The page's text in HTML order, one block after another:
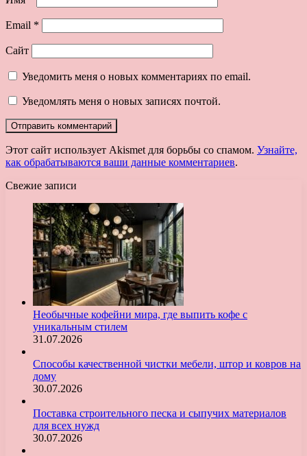
Email *
Сайт
Уведомить меня о новых комментариях по email.
Уведомлять меня о новых записях почтой.
Этот сайт использует Akismet для борьбы со спамом. Узнайте,
как обрабатываются ваши данные комментариев.
Свежие записи
Необычные кофейни мира, где выпить кофе с
уникальным стилем
31.07.2026
Способы качественной чистки мебели, штор и ковров на
дому
30.07.2026
Поставка строительного песка и сыпучих материалов
для всех нужд
30.07.2026